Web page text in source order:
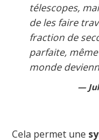
télescopes,
de les faire
fraction de
parfaite,
monde
Cela permet une